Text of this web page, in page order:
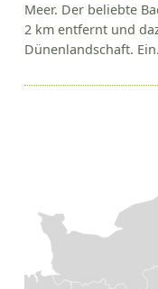
Meer. Der beliebte
2 km entfernt und
Dünenlandschaft.